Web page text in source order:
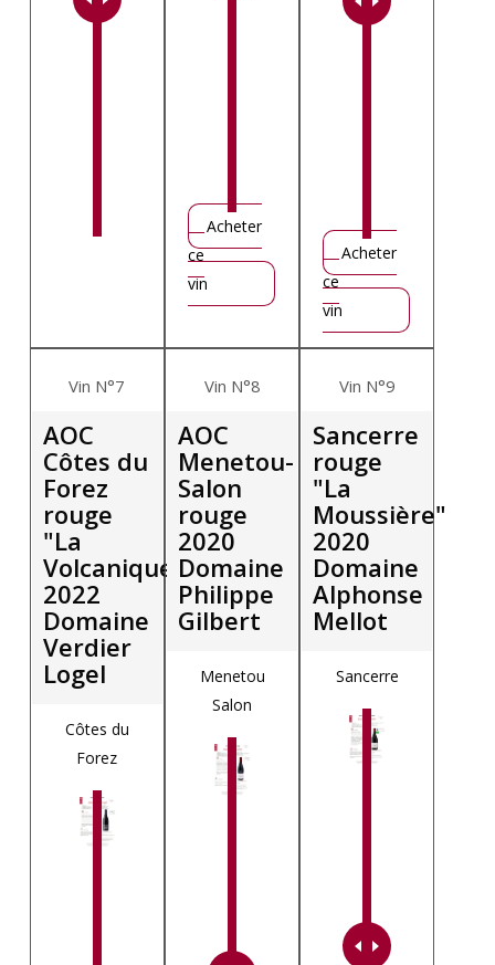
Acheter
ce
vin
Acheter
ce
vin
Vin N°7
AOC
Côtes du
Forez
rouge
"La
Volcanique"
2022
Domaine
Verdier
Logel
Côtes du
Forez
Vin N°8
AOC
Menetou-
Salon
rouge
2020
Domaine
Philippe
Gilbert
Menetou
Salon
Vin N°9
Sancerre
rouge
"La
Moussière"
2020
Domaine
Alphonse
Mellot
Sancerre